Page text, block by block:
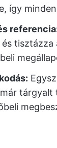
így
tisztázza
tárgyalt